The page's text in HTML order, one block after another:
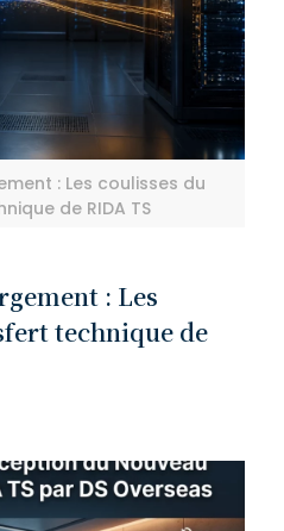
: Les coulisses du
de RIDA TS
: Les
technique de